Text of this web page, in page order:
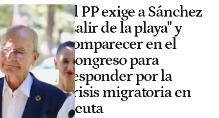
El PP exige a Sánchez
"salir de la playa" y
comparecer en el
Congreso para
responder por la
crisis migratoria en
Ceuta